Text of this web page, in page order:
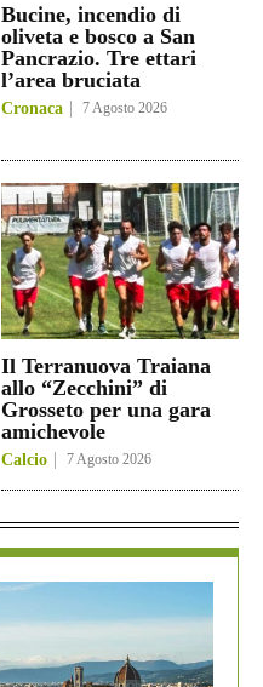
Bucine, incendio di
oliveta e bosco a San
Pancrazio. Tre ettari
l’area bruciata
Cronaca 7 Agosto 2026
Il Terranuova Traiana
allo “Zecchini” di
Grosseto per una gara
amichevole
Calcio 7 Agosto 2026